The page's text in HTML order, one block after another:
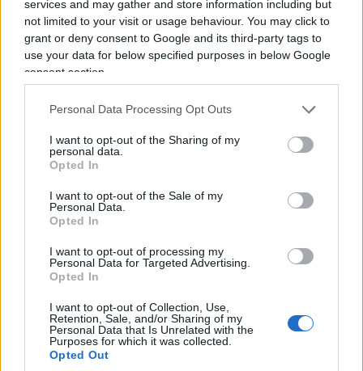
services and may gather and store information including but
not limited to your visit or usage behaviour. You may click to
grant or deny consent to Google and its third-party tags to
use your data for below specified purposes in below Google
consent section.
Personal Data Processing Opt Outs
I want to opt-out of the Sharing of my
personal data.
Opted In
I want to opt-out of the Sale of my
Personal Data.
Opted In
I want to opt-out of processing my
Personal Data for Targeted Advertising.
Opted In
I want to opt-out of Collection, Use,
Retention, Sale, and/or Sharing of my
Personal Data that Is Unrelated with the
Purposes for which it was collected.
Opted Out
repressione, lo facevano in quel modo ambiguo,
possibilista, perché il target giovanile aveva il suo
peso, ma fondamentalmente rigido come voleva
la nomenklatura di Botteghe Oscure.
La cultura di un cantautore come Guccini era più